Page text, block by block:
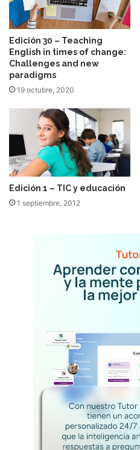
Edición 30 – Teaching
English in times of change:
Challenges and new
paradigms
19 octubre, 2020
Edición 1 – TIC y educación
1 septiembre, 2012